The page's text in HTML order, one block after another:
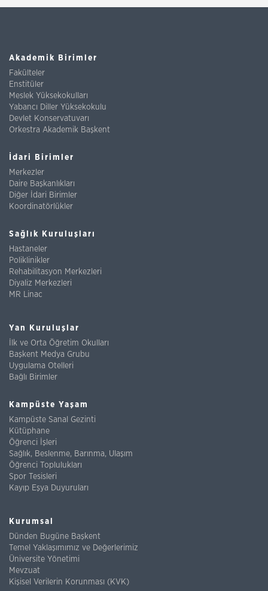
Akademik Birimler
Fakülteler
Enstitüler
Meslek Yüksekokulları
Yabancı Diller Yüksekokulu
Devlet Konservatuvarı
Orkestra Akademik Başkent
İdari Birimler
Merkezler
Daire Başkanlıkları
Diğer İdari Birimler
Koordinatörlükler
Sağlık Kuruluşları
Hastaneler
Poliklinikler
Rehabilitasyon Merkezleri
Diyaliz Merkezleri
MR Linac
Yan Kuruluşlar
İlk ve Orta Öğretim Okulları
Başkent Medya Grubu
Uygulama Otelleri
Bağlı Birimler
Kampüste Yaşam
Kampüste Sanal Gezinti
Kütüphane
Öğrenci İşleri
Sağlık, Beslenme, Barınma, Ulaşım
Öğrenci Toplulukları
Spor Tesisleri
Kayıp Eşya Duyuruları
Kurumsal
Dünden Bugüne Başkent
Temel Yaklaşımımız ve Değerlerimiz
Üniversite Yönetimi
Mevzuat
Kişisel Verilerin Korunması (KVK)